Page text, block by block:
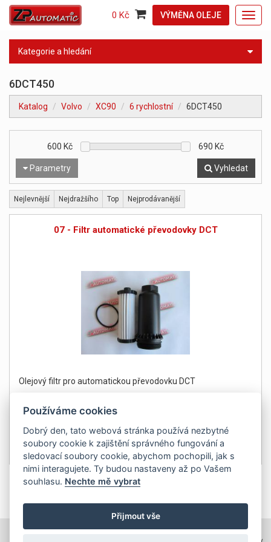
VÝMĚNA OLEJE
0 Kč
Kategorie a hledání
6DCT450
Katalog Volvo XC90 6 rychlostní 6DCT450
Parametry
600 Kč 690 Kč
Vyhledat
Nejlevnější Nejdražšího Top Nejprodávanější
07 - Filtr automatické převodovky DCT
Olejový filtr pro automatickou převodovku DCT
Detail
690Kč
bez DPH 570 Kč
1
TOPWEBY - webhosting, domény, tvorba www
Používáme cookies
Dobrý den, tato webová stránka používá nezbytné
soubory cookie k zajištění správného fungování a
sledovací soubory cookie, abychom pochopili, jak s
nimi interagujete. Ty budou nastaveny až po Vašem
souhlasu. Nechte mě vybrat
Přijmout vše